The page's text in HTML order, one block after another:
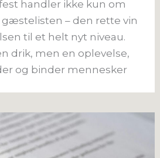
handler ikke kun om
– den rette vin
til et helt nyt niveau.
drik, men en oplevelse,
og binder mennesker